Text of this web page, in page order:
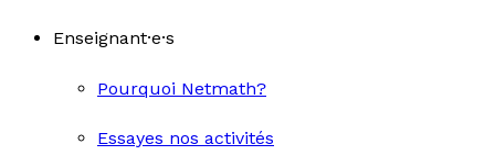
Enseignant·e·s
Pourquoi Netmath?
Essayes nos activités